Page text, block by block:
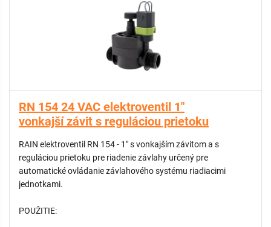
RN 154 24 VAC elektroventil 1"
vonkajší závit s reguláciou prietoku
RAIN elektroventil RN 154 - 1" s vonkajším závitom a s
reguláciou prietoku pre riadenie závlahy určený pre
automatické ovládanie závlahového systému riadiacimi
jednotkami.
POUŽITIE: